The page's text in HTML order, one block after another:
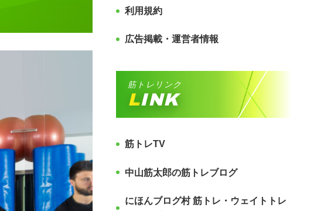
利用規約
広告掲載・運営者情報
筋トレリンク
LINK
筋トレTV
中山筋太郎の筋トレブログ
にほんブログ村 筋トレ・ウェイトトレ